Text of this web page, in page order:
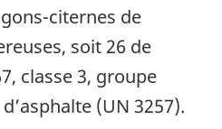
citernes de
soit 26 de
classe 3, groupe
(UN 3257).